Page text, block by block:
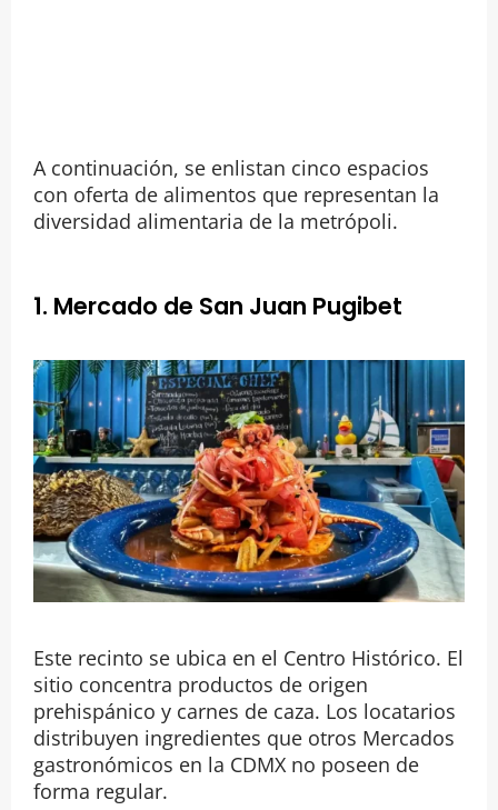
A continuación, se enlistan cinco espacios
con oferta de alimentos que representan la
diversidad alimentaria de la metrópoli.
1. Mercado de San Juan Pugibet
Este recinto se ubica en el Centro Histórico. El
sitio concentra productos de origen
prehispánico y carnes de caza. Los locatarios
distribuyen ingredientes que otros Mercados
gastronómicos en la CDMX no poseen de
forma regular.